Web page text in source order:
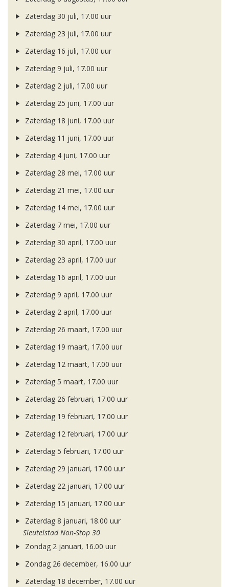
Zaterdag 30 juli, 17.00 uur
Zaterdag 23 juli, 17.00 uur
Zaterdag 16 juli, 17.00 uur
Zaterdag 9 juli, 17.00 uur
Zaterdag 2 juli, 17.00 uur
Zaterdag 25 juni, 17.00 uur
Zaterdag 18 juni, 17.00 uur
Zaterdag 11 juni, 17.00 uur
Zaterdag 4 juni, 17.00 uur
Zaterdag 28 mei, 17.00 uur
Zaterdag 21 mei, 17.00 uur
Zaterdag 14 mei, 17.00 uur
Zaterdag 7 mei, 17.00 uur
Zaterdag 30 april, 17.00 uur
Zaterdag 23 april, 17.00 uur
Zaterdag 16 april, 17.00 uur
Zaterdag 9 april, 17.00 uur
Zaterdag 2 april, 17.00 uur
Zaterdag 26 maart, 17.00 uur
Zaterdag 19 maart, 17.00 uur
Zaterdag 12 maart, 17.00 uur
Zaterdag 5 maart, 17.00 uur
Zaterdag 26 februari, 17.00 uur
Zaterdag 19 februari, 17.00 uur
Zaterdag 12 februari, 17.00 uur
Zaterdag 5 februari, 17.00 uur
Zaterdag 29 januari, 17.00 uur
Zaterdag 22 januari, 17.00 uur
Zaterdag 15 januari, 17.00 uur
Zaterdag 8 januari, 18.00 uur
Sleutelstad Non-Stop 30
Zondag 2 januari, 16.00 uur
Zondag 26 december, 16.00 uur
Zaterdag 18 december, 17.00 uur